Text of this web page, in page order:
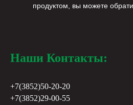
продуктом, вы можете
Наши Контакты:
+7(3852)50-20-20
+7(3852)29-00-55